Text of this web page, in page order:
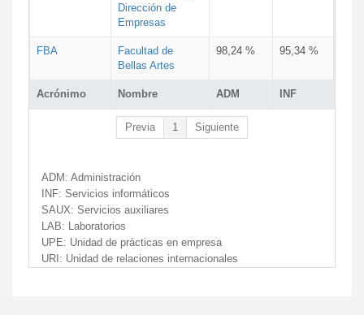
Acrónimo Nombre ADM INF
Dirección de
Empresas
FBA
Facultad de
Bellas Artes
98,24 % 95,34 %
Previa 1 Siguiente
ADM: Administración
INF: Servicios informáticos
SAUX: Servicios auxiliares
LAB: Laboratorios
UPE: Unidad de prácticas en empresa
URI: Unidad de relaciones internacionales